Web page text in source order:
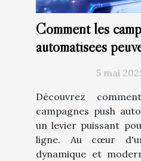
Comment les
automatisées
votre stratégie
5 mai
Découvrez
campagnes push
un levier puissant
ligne. Au cœur
dynamique et